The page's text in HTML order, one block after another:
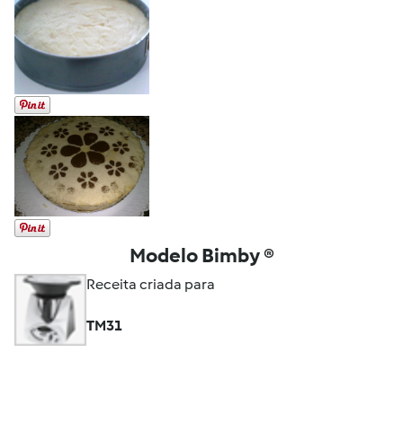
Modelo Bimby ®
Receita criada para
TM31